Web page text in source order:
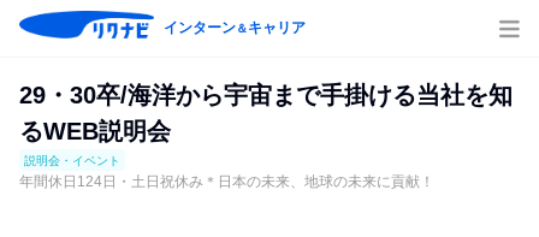
インターン＆キャリア
29・30卒/海洋から宇宙まで手掛ける当社を知
るWEB説明会
説明会・イベント
年間休日124日・土日祝休み＊日本の未来、地球の未来に貢献！